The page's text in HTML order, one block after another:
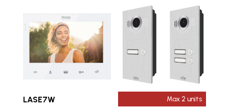
LASE7W Max 2 units